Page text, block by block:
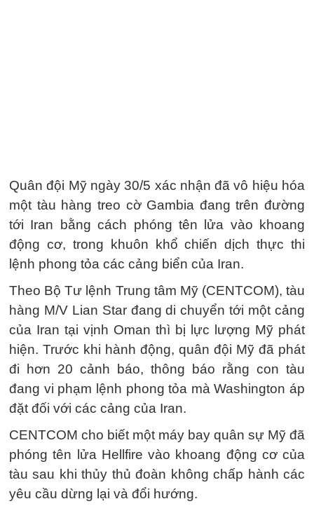
Quân đội Mỹ ngày 30/5 xác nhận đã vô hiệu hóa
một tàu hàng treo cờ Gambia đang trên đường
tới Iran bằng cách phóng tên lửa vào khoang
động cơ, trong khuôn khổ chiến dịch thực thi
lệnh phong tỏa các cảng biển của Iran.
Theo Bộ Tư lệnh Trung tâm Mỹ (CENTCOM), tàu
hàng M/V Lian Star đang di chuyển tới một cảng
của Iran tại vịnh Oman thì bị lực lượng Mỹ phát
hiện. Trước khi hành động, quân đội Mỹ đã phát
đi hơn 20 cảnh báo, thông báo rằng con tàu
đang vi phạm lệnh phong tỏa mà Washington áp
đặt đối với các cảng của Iran.
CENTCOM cho biết một máy bay quân sự Mỹ đã
phóng tên lửa Hellfire vào khoang động cơ của
tàu sau khi thủy thủ đoàn không chấp hành các
yêu cầu dừng lại và đổi hướng.